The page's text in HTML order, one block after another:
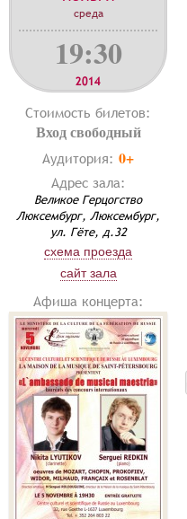
среда
19:30
2014
Стоимость билетов:
Вход свободный
Аудитория: 0+
Адрес зала:
Великое Герцогство
Люксембург, Люксембург,
ул. Гёте, д.32
схема проезда
сайт зала
Афиша концерта: